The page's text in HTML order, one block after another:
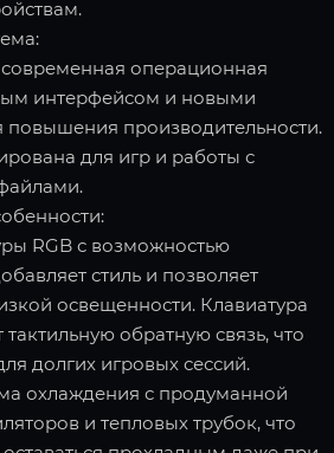
операционная
интерфейсом и новыми
производительности.
для игр и работы с
RGB с возможностью
стиль и позволяет
освещенности. Клавиатура
обратную связь, что
долгих игровых сессий.
охлаждения с продуманной
и тепловых трубок, что